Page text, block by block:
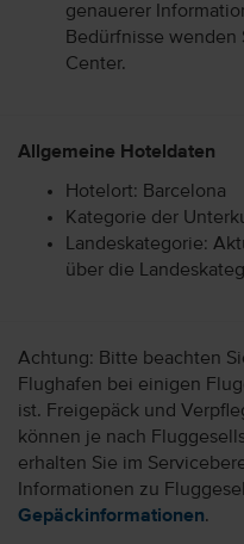
genauerer
Bedürfnisse wenden
Center.
Allgemeine Hoteldaten
Hotelort: Barcelona
Kategorie der
Landeskategorie:
über die
Achtung: Bitte beachten
Flughafen bei einigen
ist. Freigepäck und
können je nach
erhalten Sie im
Informationen zu
Gepäckinformationen.